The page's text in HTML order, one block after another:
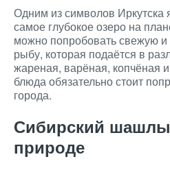
Одним из символов
самое глубокое озеро на
можно попробовать свежую и
рыбу, которая подаётся в
жареная, варёная, копчёная
блюда обязательно стоит
города.
Сибирский
природе